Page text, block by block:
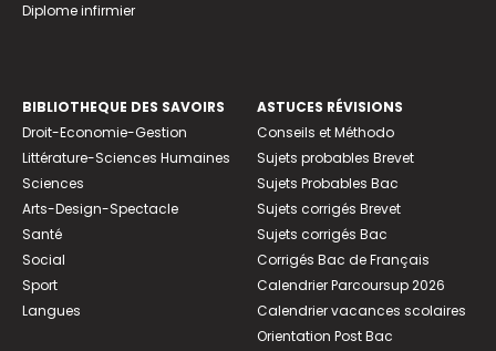
Diplome infirmier
BIBLIOTHEQUE DES SAVOIRS
Droit-Economie-Gestion
Littérature-Sciences Humaines
Sciences
Arts-Design-Spectacle
Santé
Social
Sport
Langues
ASTUCES RÉVISIONS
Conseils et Méthodo
Sujets probables Brevet
Sujets Probables Bac
Sujets corrigés Brevet
Sujets corrigés Bac
Corrigés Bac de Français
Calendrier Parcoursup 2026
Calendrier vacances scolaires
Orientation Post Bac